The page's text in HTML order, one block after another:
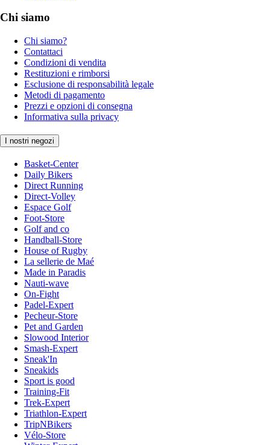
Chi siamo
Chi siamo?
Contattaci
Condizioni di vendita
Restituzioni e rimborsi
Esclusione di responsabilità legale
Metodi di pagamento
Prezzi e opzioni di consegna
Informativa sulla privacy
I nostri negozi
Basket-Center
Daily Bikers
Direct Running
Direct-Volley
Espace Golf
Foot-Store
Golf and co
Handball-Store
House of Rugby
La sellerie de Maé
Made in Paradis
Nauti-wave
On-Fight
Padel-Expert
Pecheur-Store
Pet and Garden
Slowood Interior
Smash-Expert
Sneak'In
Sneakids
Sport is good
Training-Fit
Trek-Expert
Triathlon-Expert
TripNBikers
Vélo-Store